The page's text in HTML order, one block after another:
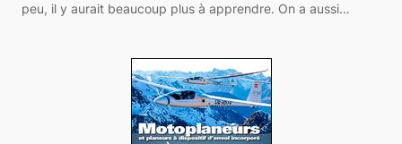
peu, il y aurait beaucoup plus à apprendre. On a aussi…